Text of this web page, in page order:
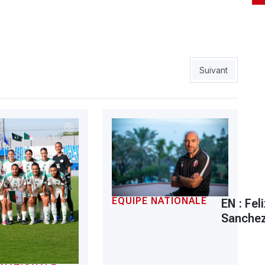
à effacer Article suivant :
Suivant
ÉQUIPE NATIONALE
EN :